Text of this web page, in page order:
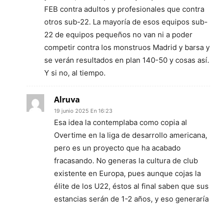
FEB contra adultos y profesionales que contra
otros sub-22. La mayoría de esos equipos sub-
22 de equipos pequeños no van ni a poder
competir contra los monstruos Madrid y barsa y
se verán resultados en plan 140-50 y cosas así.
Y si no, al tiempo.
Alruva
19 junio 2025 En 16:23
Esa idea la contemplaba como copia al
Overtime en la liga de desarrollo americana,
pero es un proyecto que ha acabado
fracasando. No generas la cultura de club
existente en Europa, pues aunque cojas la
élite de los U22, éstos al final saben que sus
estancias serán de 1-2 años, y eso generaría